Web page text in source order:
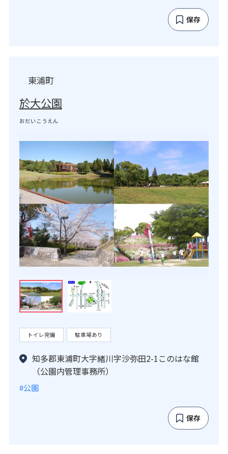
保存
東浦町
於大公園
おだいこうえん
トイレ完備 駐車場あり
知多郡東浦町大字緒川字沙弥田2-1このはな館
（公園内管理事務所）
#公園
保存